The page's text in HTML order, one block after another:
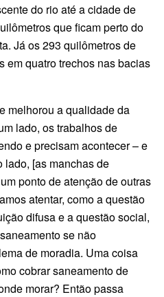
do rio até a cidade de
que ficam perto do
Já os 293 quilômetros de
em quatro trechos nas bacias
melhorou a qualidade da
lado, os trabalhos de
e precisam acontecer – e
lado, [as manchas de
ponto de atenção de outras
atentar, como a questão
difusa e a questão social,
se não
de moradia. Uma coisa
cobrar saneamento de
morar? Então passa